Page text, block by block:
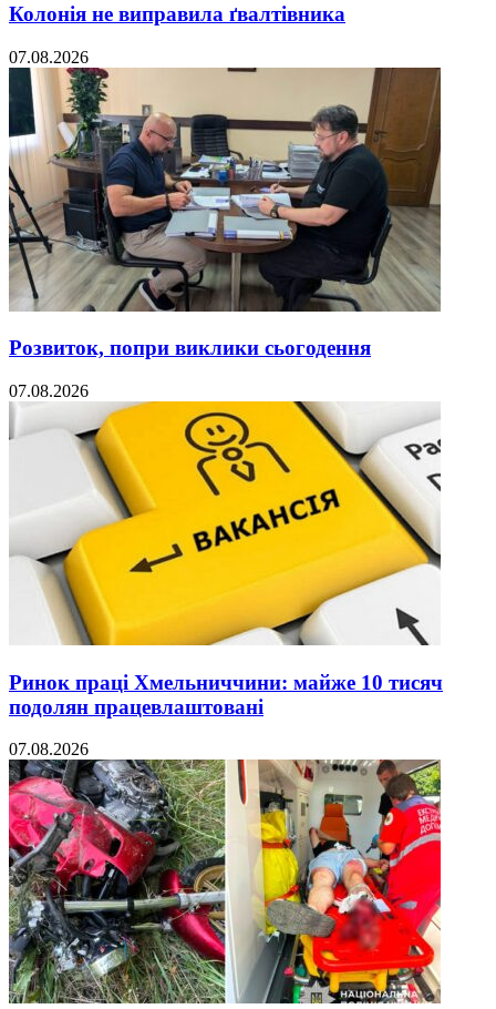
Колонія не виправила ґвалтівника
07.08.2026
Розвиток, попри виклики сьогодення
07.08.2026
Ринок праці Хмельниччини: майже 10 тисяч
подолян працевлаштовані
07.08.2026